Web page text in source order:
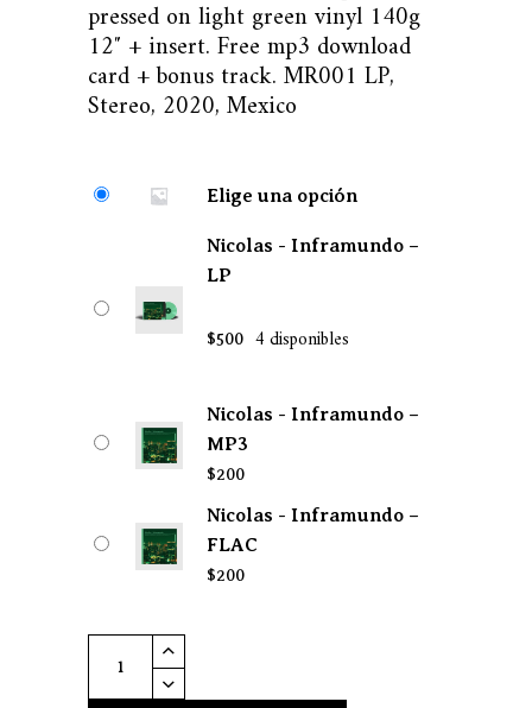
desde
$200
hasta
pressed on light green vinyl 140g
12″ + insert. Free mp3 download
card + bonus track. MR001 LP,
Stereo, 2020, Mexico
Elige una opción
Nicolas - Inframundo –
LP
$500 4 disponibles
Nicolas - Inframundo –
MP3
$200
Nicolas - Inframundo –
FLAC
$200